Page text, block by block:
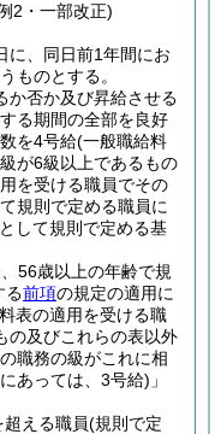
2・一部改正)
に、同日前1年間にお
ものとする。
か否か及び昇給させる
る期間の全部を良好
を4号給(一般職給料
が6級以上であるもの
を受ける職員でその
規則で定める職員に
して規則で定める基
56歳以上の年齢で規
る前項の規定の適用に
表の適用を受ける職
の及びこれらの表以外
職務の級がこれに相
あっては、3号給) 」
える職員(規則で定